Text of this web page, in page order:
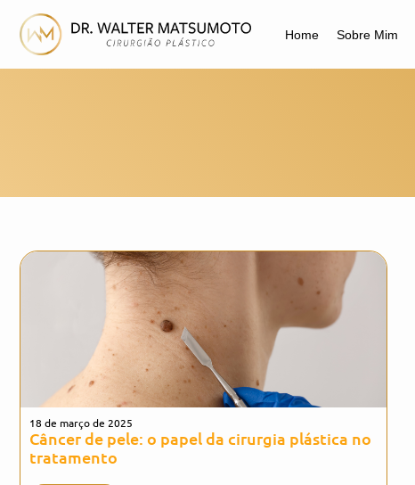
Home Sobre Mim
18 de março de 2025
Câncer de pele: o papel da cirurgia plástica no
tratamento